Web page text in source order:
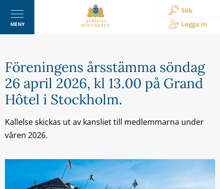
MENY
Sök
Logga in
Föreningens årsstämma söndag
26 april 2026, kl 13.00 på Grand
Hôtel i Stockholm.
Kallelse skickas ut av kansliet till medlemmarna under
våren 2026.